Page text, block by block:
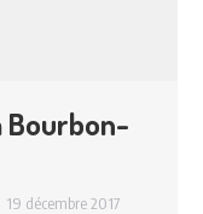
Bourbon-
19 décembre 2017